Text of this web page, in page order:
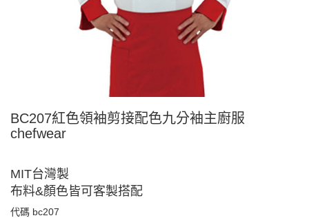
BC207紅色領袖剪接配色九分袖主廚服
chefwear
MIT台灣製
布料&顏色皆可客製搭配
代碼 bc207